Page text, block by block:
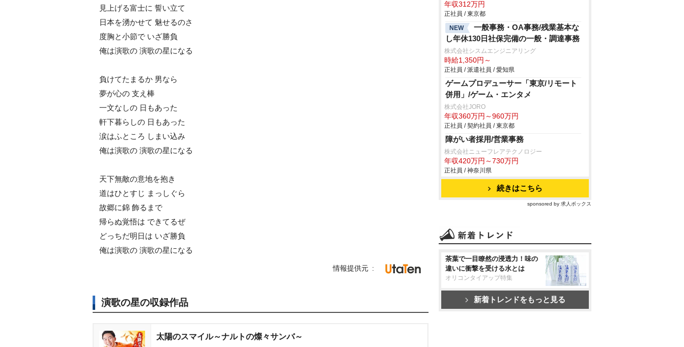
見上げる富士に 誓い立て
日本を湧かせて 魅せるのさ
度胸と小節で いざ勝負
俺は演歌の 演歌の星になる
負けてたまるか 男なら
夢が心の 支え棒
一文なしの 日もあった
軒下暮らしの 日もあった
涙はふところ しまい込み
俺は演歌の 演歌の星になる
天下無敵の意地を抱き
道はひとすじ まっしぐら
故郷に錦 飾るまで
帰らぬ覚悟は できてるぜ
どっちだ明日は いざ勝負
俺は演歌の 演歌の星になる
情報提供元
演歌の星の収録作品
太陽のスマイル～ナルトの燦々サンバ～
年収312万円
正社員 / 東京都
NEW
一般事務・OA事務/残業基本な
し年休130日社保完備の一般・調達事務
株式会社シスムエンジニアリング
時給1,350円～
正社員 / 派遣社員 / 愛知県
ゲームプロデューサー「東京/リモート
併用」/ゲーム・エンタメ
株式会社JORO
年収360万円～960万円
正社員 / 契約社員 / 東京都
障がい者採用/営業事務
株式会社ニューフレアテクノロジー
年収420万円～730万円
正社員 / 神奈川県
続きはこちら
sponsored by 求人ボックス
茶葉で一目瞭然の浸透力！味の
違いに衝撃を受ける水とは
オリコンタイアップ特集
新着トレンドをもっと見る